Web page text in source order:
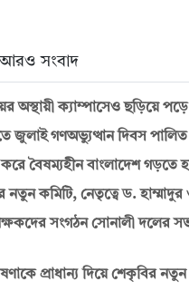
সংবাদ
অস্থায়ী ক্যাম্পাসেও ছড়িয়ে
জুলাই গণঅভ্যুত্থান দিবস পালিত
বৈষম্যহীন বাংলাদেশ গড়তে
নতুন কমিটি, নেতৃত্বে ড.
সংগঠন সোনালী দলের
প্রাধান্য দিয়ে শেকৃবির